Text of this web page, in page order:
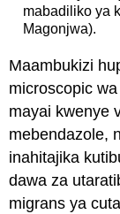
mabadiliko ya
Magonjwa).
Maambukizi
microscopic
mayai kwenye
mebendazole,
inahitajika
dawa za
migrans ya